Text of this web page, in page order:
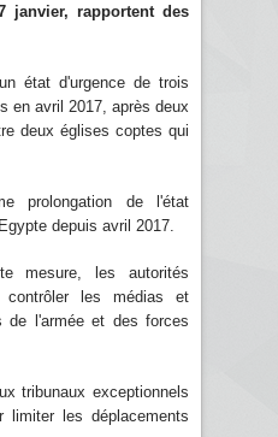
janvier, rapportent des
état d'urgence de trois
en avril 2017, après deux
deux églises coptes qui
prolongation de l'état
depuis avril 2017.
mesure, les autorités
les médias et
de l'armée et des forces
tribunaux exceptionnels
limiter les déplacements